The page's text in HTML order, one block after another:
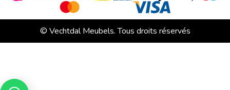
© Vechtdal Meubels. Tous droits réservés